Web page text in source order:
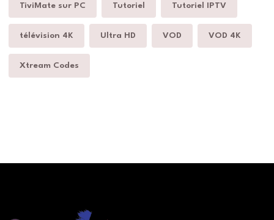
TiviMate sur PC Tutoriel Tutoriel IPTV
télévision 4K Ultra HD VOD VOD 4K
Xtream Codes